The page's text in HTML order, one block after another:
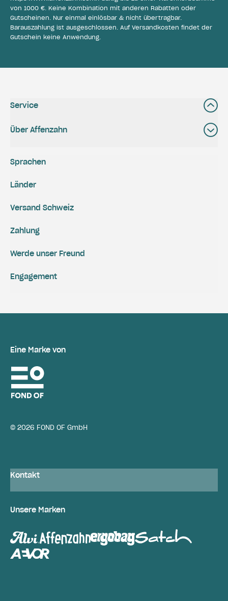
von 1000 €. Keine Kombination mit anderen Rabatten oder
Gutscheinen. Nur einmal einlösbar & nicht übertragbar.
Barauszahlung ist ausgeschlossen. Auf Versandkosten findet der
Gutschein keine Anwendung.
Service
Über Affenzahn
Versand Schweiz
Zahlung
Engagement
Werde unser Freund
Sprachen
Länder
Eine Marke von
© 2026 FOND OF GmbH
Kontakt
Unsere Marken